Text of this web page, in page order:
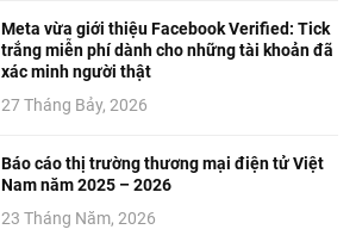
Meta vừa giới thiệu Facebook Verified: Tick
trắng miễn phí dành cho những tài khoản đã
xác minh người thật
27 Tháng Bảy, 2026
Báo cáo thị trường thương mại điện tử Việt
Nam năm 2025 – 2026
23 Tháng Năm, 2026